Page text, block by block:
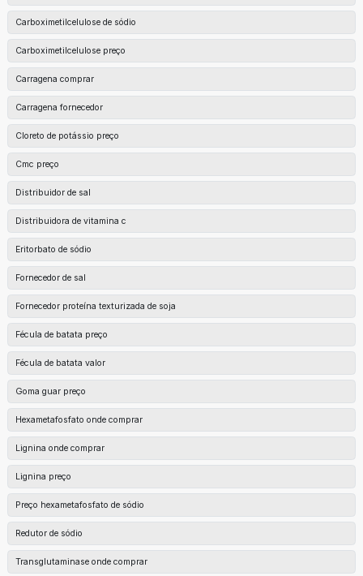
Carboximetilcelulose de sódio
Carboximetilcelulose preço
Carragena comprar
Carragena fornecedor
Cloreto de potássio preço
Cmc preço
Distribuidor de sal
Distribuidora de vitamina c
Eritorbato de sódio
Fornecedor de sal
Fornecedor proteína texturizada de soja
Fécula de batata preço
Fécula de batata valor
Goma guar preço
Hexametafosfato onde comprar
Lignina onde comprar
Lignina preço
Preço hexametafosfato de sódio
Redutor de sódio
Transglutaminase onde comprar